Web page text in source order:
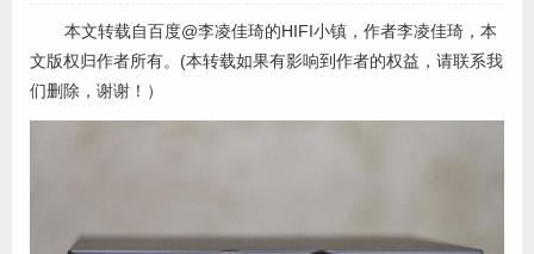
本文转载自百度@李凌佳琦的HIFI小镇，作者李凌佳琦，本
文版权归作者所有。(本转载如果有影响到作者的权益，请联系我
们删除，谢谢！）